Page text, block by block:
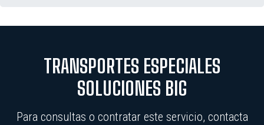
TRANSPORTES ESPECIALES
SOLUCIONES BIG
Para consultas o contratar este servicio, contacta